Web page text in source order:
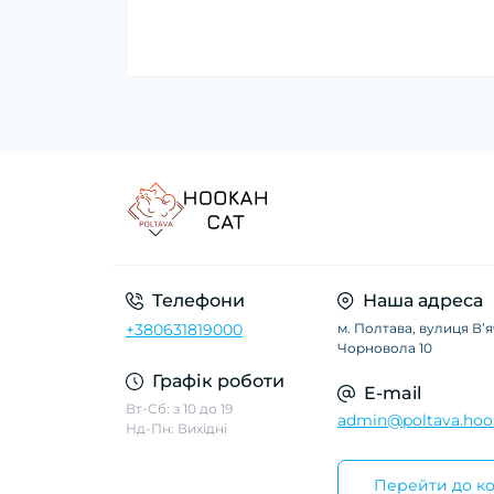
Телефони
+380631819000
Графік роботи
Вт-Сб: з 10 до 19
Нд-Пн: Вихідні
Наша адреса
м. Полтава, вулиця
Чорновола 10
E-mail
Перейти до